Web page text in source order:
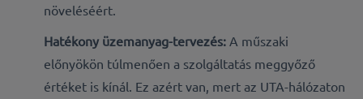
növeléséért.
Hatékony üzemanyag-tervezés: A műszaki
előnyökön túlmenően a szolgáltatás meggyőző
értéket is kínál. Ez azért van, mert az UTA-hálózaton